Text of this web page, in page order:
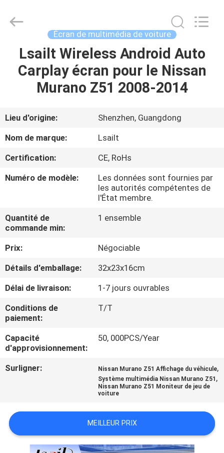
MAISON
PRODUITS
VIDÉOS
SUJET
DE
VISITE
D'USINE
CONTRÔLE
QUALITÉ
CONTACTEZ-
NOUS
CAS
Automobile
Electron
Écran de multimédia de voiture
Lsailt Wireless Android Auto
Carplay écran pour le Nissan
Murano Z51 2008-2014
Lieu d'origine:
Shenzhen, Guangdong
Nom de marque:
Lsailt
Certification:
CE, RoHs
Numéro de modèle:
Les données sont fournies par
les autorités compétentes de
l'État membre.
Quantité de
commande min:
1 ensemble
Prix:
Négociable
Détails d'emballage:
32x23x16cm
Délai de livraison:
1-7 jours ouvrables
Conditions de
paiement:
T/T
Capacité
d'approvisionnement:
50, 000PCS/Year
Surligner: Nissan Murano Z51 Affichage du véhicule,
Système multimédia Nissan Murano Z51 ,
Nissan Murano Z51 Moniteur de jeu de
voiture
MEILLEUR PRIX